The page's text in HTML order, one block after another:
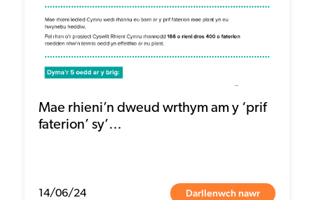
Mae rhieni’n dweud wrthym am y ‘prif
faterion’ sy’…
14/06/24 Darllenwch nawr